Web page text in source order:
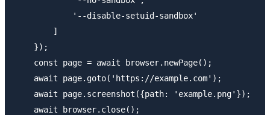
            '--disable-setuid-sandbox'
        ]
    });
    const page = await browser.newPage();
    await page.goto('https://example.com');
    await page.screenshot({path: 'example.png'});
    await browser.close();